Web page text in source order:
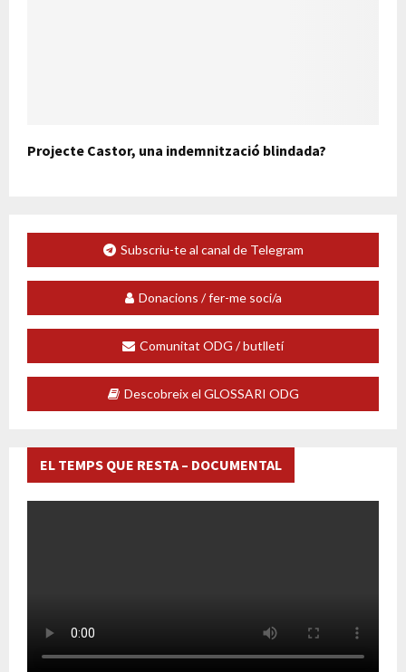
Projecte Castor, una indemnització blindada?
Subscriu-te al canal de Telegram
Donacions / fer-me soci/a
Comunitat ODG / butlletí
Descobreix el GLOSSARI ODG
EL TEMPS QUE RESTA – DOCUMENTAL